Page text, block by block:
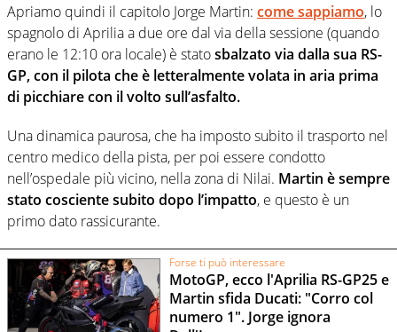
Apriamo quindi il capitolo Jorge Martin: come sappiamo, lo
spagnolo di Aprilia a due ore dal via della sessione (quando
erano le 12:10 ora locale) è statosbalzato via dalla sua RS-
GP, con il pilota che è letteralmente volata in aria prima
di picchiare con il volto sull’asfalto.
Una dinamica paurosa, che ha imposto subito il trasporto nel
centro medico della pista, per poi essere condotto
nell’ospedale più vicino, nella zona di Nilai. Martin è sempre
stato cosciente subito dopo l’impatto, e questo è un
primo dato rassicurante.
Forse ti può interessare
MotoGP, ecco l'Aprilia RS-GP25 e
Martin sfida Ducati: "Corro col
numero 1". Jorge ignora